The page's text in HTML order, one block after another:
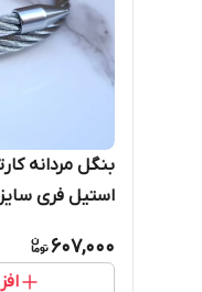
بنگل مردانه
استیل فری سایز
607,000